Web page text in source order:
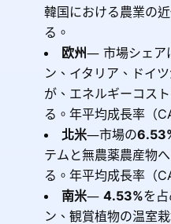
韓国における農業の
る。
欧州― 市場シェア
ン、イタリア、ドイ
が、エネルギーコス
る。年平均成長率（
北米―市場の
テムと無農薬農産物
る。年平均成長率（
南米― 4.53%を
ン、観賞植物の温室